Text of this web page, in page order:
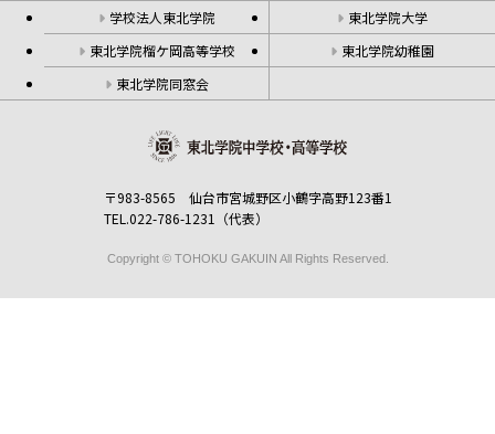
学校法人東北学院
東北学院大学
東北学院榴ケ岡高等学校
東北学院幼稚園
東北学院同窓会
〒983-8565 仙台市宮城野区小鶴字高野123番1
TEL.022-786-1231（代表）
Copyright © TOHOKU GAKUIN All Rights Reserved.